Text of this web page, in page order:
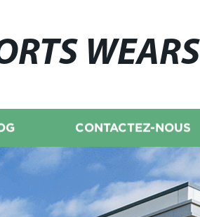
WEARS
CONTACTEZ-NOUS